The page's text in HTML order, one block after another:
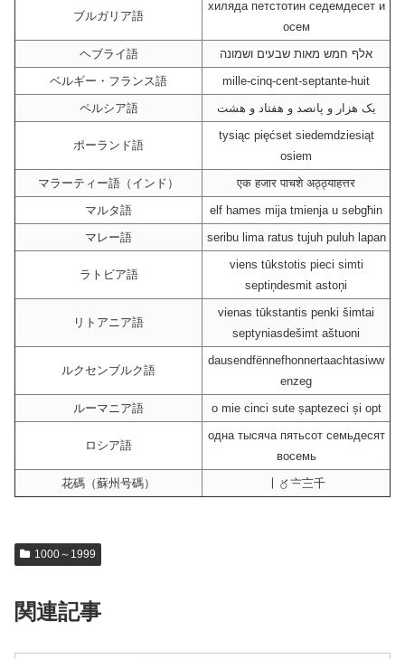
ブルガリア語
хиляда петстотин седемдесет и
осем
ヘブライ語
אלף חמש מאות שבעים ושמונה
ベルギー・フランス語
mille-cinq-cent-septante-huit
ペルシア語
یک هزار و پانصد و هفتاد و هشت
ポーランド語
tysiąc pięćset siedemdziesiąt
osiem
マラーティー語（インド）
एक हजार पाचशे अठ्ठ्याहत्तर
マルタ語
elf hames mija tmienja u sebgħin
マレー語
seribu lima ratus tujuh puluh lapan
ラトビア語
viens tūkstotis pieci simti
septiņdesmit astoņi
リトアニア語
vienas tūkstantis penki šimtai
septyniasdešimt aštuoni
ルクセンブルク語
dausendfënnefhonnertaachtasiww
enzeg
ルーマニア語
o mie cinci sute șaptezeci și opt
ロシア語
одна тысяча пятьсот семьдесят
восемь
花碼（蘇州号碼）
〡〥〧〨千
1000～1999
関連記事